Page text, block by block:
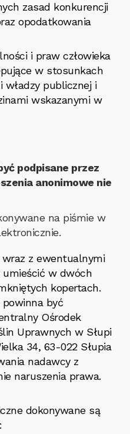
zasad konkurencji
opodatkowania
i praw człowieka
w stosunkach
władzy publicznej i
wskazanymi w
podpisane przez
anonimowe nie
na piśmie w
wraz z ewentualnymi
umieścić w dwóch
kopertach.
być
Ośrodek
Uprawnych w Słupi
34, 63-022 Słupia
nadawcy z
naruszenia prawa.
dokonywane są